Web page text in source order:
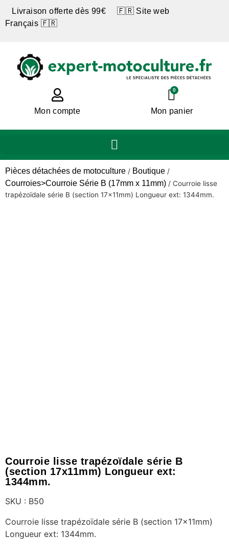
Livraison offerte dès 99€ 🇫🇷 Site web
Français 🇫🇷
Mon compte
0
Mon panier
Pièces détachées de motoculture / Boutique /
Courroies>Courroie Série B (17mm x 11mm) / Courroie lisse
trapézoïdale série B (section 17x11mm) Longueur ext: 1344mm.
Courroie lisse trapézoïdale série B
(section 17x11mm) Longueur ext:
1344mm.
SKU : B50
Courroie lisse trapézoïdale série B (section 17x11mm)
Longueur ext: 1344mm.